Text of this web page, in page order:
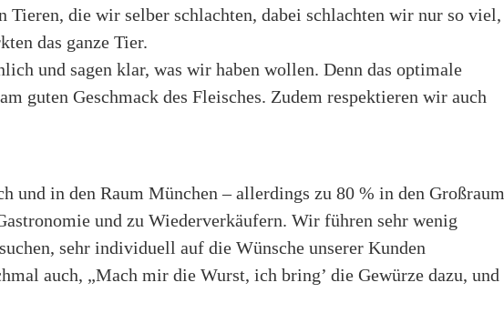
Tieren, die wir selber schlachten, dabei schlachten wir nur so viel,
das ganze Tier.
und sagen klar, was wir haben wollen. Denn das optimale
guten Geschmack des Fleisches. Zudem respektieren wir auch
und in den Raum München – allerdings zu 80 % in den Großraum
und zu Wiederverkäufern. Wir führen sehr wenig
sehr individuell auf die Wünsche unserer Kunden
auch, „Mach mir die Wurst, ich bring’ die Gewürze dazu, und